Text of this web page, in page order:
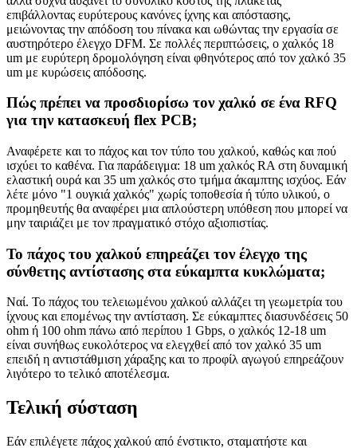
επιβάλλοντας ευρύτερους κανόνες ίχνης και απόστασης,
μειώνοντας την απόδοση του πίνακα και ωθώντας την εργασία σε
αυστηρότερο έλεγχο DFM. Σε πολλές περιπτώσεις, ο χαλκός 18
um με ευρύτερη δρομολόγηση είναι φθηνότερος από τον χαλκό 35
um με κυρώσεις απόδοσης.
Πώς πρέπει να προσδιορίσω τον χαλκό σε ένα RFQ
για την κατασκευή flex PCB;
Αναφέρετε και το πάχος και τον τύπο του χαλκού, καθώς και πού
ισχύει το καθένα. Για παράδειγμα: 18 um χαλκός RA στη δυναμική
ελαστική ουρά και 35 um χαλκός στο τμήμα άκαμπτης ισχύος. Εάν
λέτε μόνο "1 ουγκιά χαλκός" χωρίς τοποθεσία ή τύπο υλικού, ο
προμηθευτής θα αναφέρει μια απλούστερη υπόθεση που μπορεί να
μην ταιριάζει με τον πραγματικό στόχο αξιοπιστίας.
Το πάχος του χαλκού επηρεάζει τον έλεγχο της
σύνθετης αντίστασης στα εύκαμπτα κυκλώματα;
Ναί. Το πάχος του τελειωμένου χαλκού αλλάζει τη γεωμετρία του
ίχνους και επομένως την αντίσταση. Σε εύκαμπτες διασυνδέσεις 50
ohm ή 100 ohm πάνω από περίπου 1 Gbps, ο χαλκός 12-18 um
είναι συνήθως ευκολότερος να ελεγχθεί από τον χαλκό 35 um
επειδή η αντιστάθμιση χάραξης και το προφίλ αγωγού επηρεάζουν
λιγότερο το τελικό αποτέλεσμα.
Τελική σύσταση
Εάν επιλέγετε πάχος χαλκού από ένστικτο, σταματήστε και